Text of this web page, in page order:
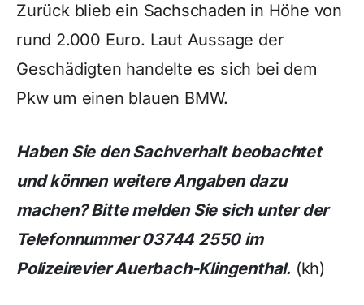
Zurück blieb ein Sachschaden in Höhe von
rund 2.000 Euro. Laut Aussage der
Geschädigten handelte es sich bei dem
Pkw um einen blauen BMW.
Haben Sie den Sachverhalt beobachtet
und können weitere Angaben dazu
machen? Bitte melden Sie sich unter der
Telefonnummer 03744 2550 im
Polizeirevier Auerbach-Klingenthal. (kh)